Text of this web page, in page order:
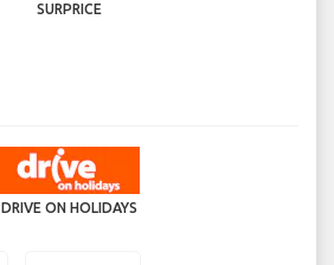
SURPRICE
DRIVE ON HOLIDAYS